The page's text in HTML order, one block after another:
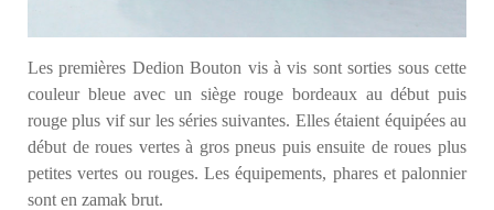
Les premières Dedion Bouton vis à vis sont sorties sous cette
couleur bleue avec un siège rouge bordeaux au début puis
rouge plus vif sur les séries suivantes. Elles étaient équipées au
début de roues vertes à gros pneus puis ensuite de roues plus
petites vertes ou rouges. Les équipements, phares et palonnier
sont en zamak brut.